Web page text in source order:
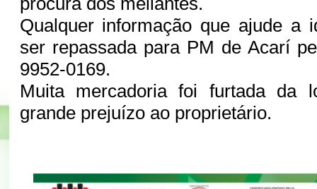
Qualquer informação que ajude a
ser repassada para PM de Acarí
9952-0169.
Muita mercadoria foi furtada da
grande prejuízo ao proprietário.